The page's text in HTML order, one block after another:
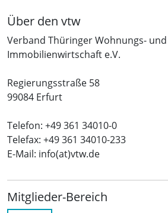
Über den vtw
Verband Thüringer Wohnungs- und
Immobilienwirtschaft e.V.
Regierungsstraße 58
99084 Erfurt
Telefon: +49 361 34010-0
Telefax: +49 361 34010-233
E-Mail: info(at)vtw.de
Mitglieder-Bereich